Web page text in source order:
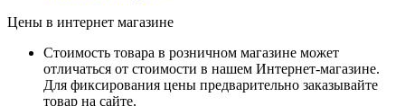
Цены в интернет магазине
Стоимость товара в розничном магазине может
отличаться от стоимости в нашем Интернет-магазине.
Для фиксирования цены предварительно заказывайте
товар на сайте.